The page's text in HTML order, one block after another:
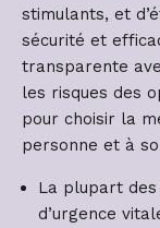
stimulants, et
sécurité et
transparente
les risques des
pour choisir la
personne et à
La plupart
d’urgence